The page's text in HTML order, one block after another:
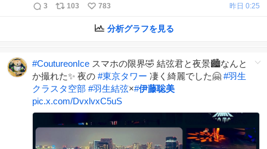
3
103 783 昨日 0:25
分析グラフを見る
#CoutureonIce スマホの限界🤣 結弦君と夜景🏙なんと
か撮れた✨ 夜の #東京タワー 凄く綺麗でした🤗 #羽生
クラスタ空部 #羽生結弦×#伊藤聡美
pic.x.com/DvxlvxC5uS